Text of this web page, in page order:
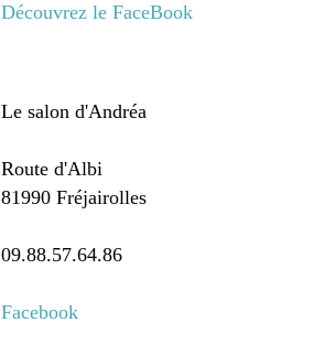
Découvrez le FaceBook
Le salon d'Andréa
Route d'Albi
81990 Fréjairolles
09.88.57.64.86
Facebook